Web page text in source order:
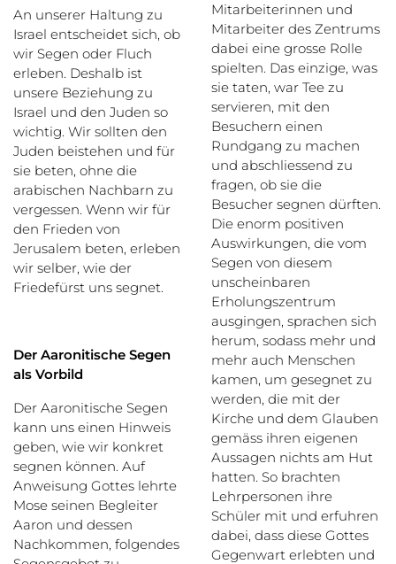
An unserer Haltung zu
Israel entscheidet sich, ob
wir Segen oder Fluch
erleben. Deshalb ist
unsere Beziehung zu
Israel und den Juden so
wichtig. Wir sollten den
Juden beistehen und für
sie beten, ohne die
arabischen Nachbarn zu
vergessen. Wenn wir für
den Frieden von
Jerusalem beten, erleben
wir selber, wie der
Friedefürst uns segnet.
Der Aaronitische Segen
als Vorbild
Der Aaronitische Segen
kann uns einen Hinweis
geben, wie wir konkret
segnen können. Auf
Anweisung Gottes lehrte
Mose seinen Begleiter
Aaron und dessen
Nachkommen, folgendes
Mitarbeiterinnen und
Mitarbeiter des Zentrums
dabei eine grosse Rolle
spielten. Das einzige, was
sie taten, war Tee zu
servieren, mit den
Besuchern einen
Rundgang zu machen
und abschliessend zu
fragen, ob sie die
Besucher segnen dürften.
Die enorm positiven
Auswirkungen, die vom
Segen von diesem
unscheinbaren
Erholungszentrum
ausgingen, sprachen sich
herum, sodass mehr und
mehr auch Menschen
kamen, um gesegnet zu
werden, die mit der
Kirche und dem Glauben
gemäss ihren eigenen
Aussagen nichts am Hut
hatten. So brachten
Lehrpersonen ihre
Schüler mit und erfuhren
dabei, dass diese Gottes
Gegenwart erlebten und